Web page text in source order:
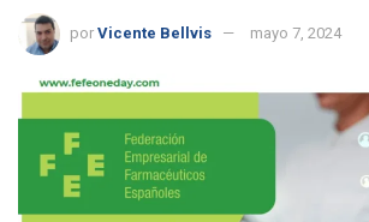
por Vicente Bellvis mayo 7, 2024